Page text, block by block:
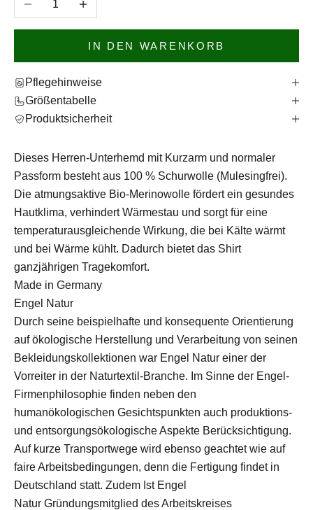
IN DEN WARENKORB
Pflegehinweise
Größentabelle
Produktsicherheit
Dieses Herren-Unterhemd mit Kurzarm und normaler
Passform besteht aus 100 % Schurwolle (Mulesingfrei).
Die atmungsaktive Bio-Merinowolle fördert ein gesundes
Hautklima, verhindert Wärmestau und sorgt für eine
temperaturausgleichende Wirkung, die bei Kälte wärmt
und bei Wärme kühlt. Dadurch bietet das Shirt
ganzjährigen Tragekomfort.
Made in Germany
Engel Natur
Durch seine beispielhafte und konsequente Orientierung
auf ökologische Herstellung und Verarbeitung von seinen
Bekleidungskollektionen war Engel Natur einer der
Vorreiter in der Naturtextil-Branche. Im Sinne der Engel-
Firmenphilosophie finden neben den
humanökologischen Gesichtspunkten auch produktions-
und entsorgungsökologische Aspekte Berücksichtigung.
Auf kurze Transportwege wird ebenso geachtet wie auf
faire Arbeitsbedingungen, denn die Fertigung findet in
Deutschland statt. Zudem Ist Engel
Natur Gründungsmitglied des Arbeitskreises